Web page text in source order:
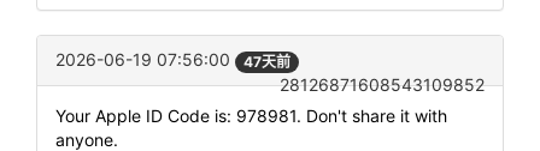
2026-06-19 07:56:00 47天前
28126871608543109852
Your Apple ID Code is: 978981. Don't share it with
anyone.